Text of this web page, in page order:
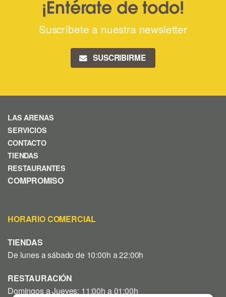
¡Entérate de todo!
Suscríbete a nuestra newsletter
SUSCRIBIRME
LAS ARENAS
SERVICIOS
CONTACTO
TIENDAS
RESTAURANTES
COMPROMISO
HORARIO COMERCIAL
TIENDAS
De lunes a sábado de 10:00h a 22:00h
RESTAURACIÓN
Domingos a Jueves: 11:00h a 01:00h